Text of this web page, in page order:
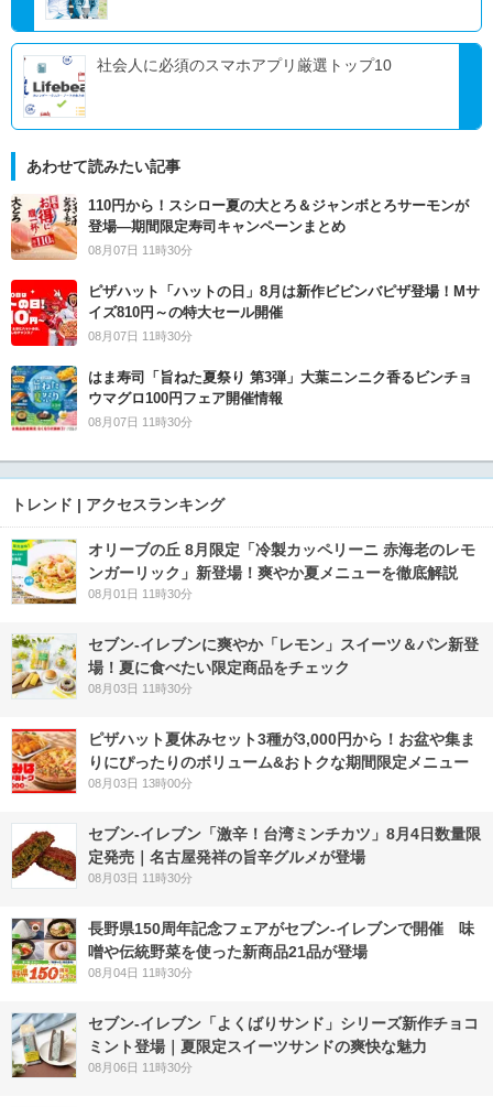
社会人に必須のスマホアプリ厳選トップ10
あわせて読みたい記事
110円から！スシロー夏の大とろ＆ジャンボとろサーモンが
登場―期間限定寿司キャンペーンまとめ
08月07日 11時30分
ピザハット「ハットの日」8月は新作ビビンバピザ登場！Mサ
イズ810円～の特大セール開催
08月07日 11時30分
はま寿司「旨ねた夏祭り 第3弾」大葉ニンニク香るビンチョ
ウマグロ100円フェア開催情報
08月07日 11時30分
トレンド | アクセスランキング
オリーブの丘 8月限定「冷製カッペリーニ 赤海老のレモ
ンガーリック」新登場！爽やか夏メニューを徹底解説
08月01日 11時30分
セブン‐イレブンに爽やか「レモン」スイーツ＆パン新登
場！夏に食べたい限定商品をチェック
08月03日 11時30分
ピザハット夏休みセット3種が3,000円から！お盆や集ま
りにぴったりのボリューム&おトクな期間限定メニュー
08月03日 13時00分
セブン-イレブン「激辛！台湾ミンチカツ」8月4日数量限
定発売｜名古屋発祥の旨辛グルメが登場
08月03日 11時30分
長野県150周年記念フェアがセブン-イレブンで開催 味
噌や伝統野菜を使った新商品21品が登場
08月04日 11時30分
セブン‐イレブン「よくばりサンド」シリーズ新作チョコ
ミント登場｜夏限定スイーツサンドの爽快な魅力
08月06日 11時30分